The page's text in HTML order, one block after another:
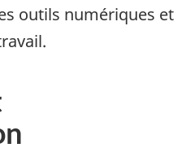
outils numériques et